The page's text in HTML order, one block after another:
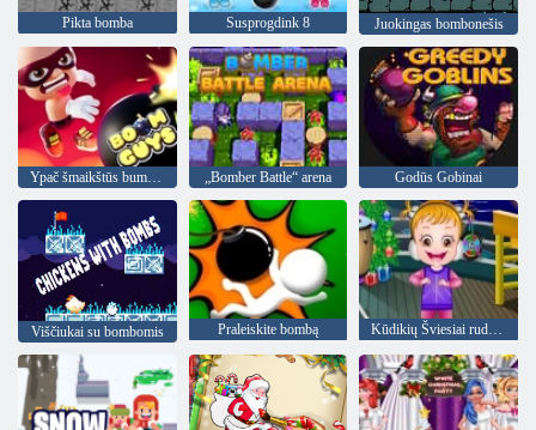
Pikta bomba Susprogdink 8 Juokingas bombonešis
Ypač šmaikštūs bumo vaikinai „Bomber Battle“ arena Godūs Gobinai
Viščiukai su bombomis Praleiskite bombą Kūdikių Šviesiai ruda Naujieji Metai bash